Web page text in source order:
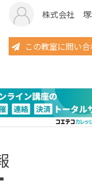
株式会社 塚
この教室に問い